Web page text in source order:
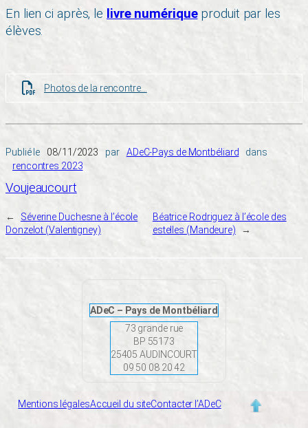
En lien ci après, le livre numériqueproduit par les
élèves.
Photos de la rencontre…
Publié le 08/11/2023 par ADeC-Pays de Montbéliard
dans
rencontres 2023
Voujeaucourt
←
Séverine Duchesne à l’école
Donzelot (Valentigney)
Béatrice Rodriguez à l’école des
estelles (Mandeure)
→
ADeC – Pays de Montbéliard
73 grande rue
BP 55173
25405 AUDINCOURT
09 50 08 20 42
Mentions légalesAccueil du siteContacter l’ADeC